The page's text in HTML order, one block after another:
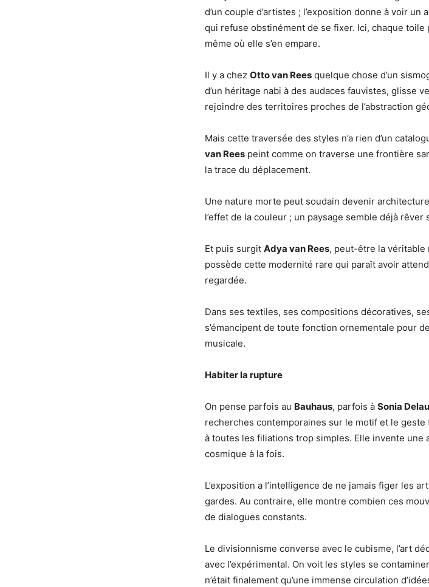
d’un couple d’artistes ; l’exposition donne à voir
qui refuse obstinément de se fixer. Ici, chaque
même où elle s’en empare.
Il y a chez Otto van Rees quelque chose d’un
d’un héritage nabi à des audaces fauvistes, glisse
rejoindre des territoires proches de l’abstraction
Mais cette traversée des styles n’a rien d’un
van Rees peint comme on traverse une frontière
la trace du déplacement.
Une nature morte peut soudain devenir
l’effet de la couleur ; un paysage semble déjà
Et puis surgit Adya van Rees, peut-être la véritable
possède cette modernité rare qui paraît avoir
regardée.
Dans ses textiles, ses compositions décoratives,
s’émancipent de toute fonction ornementale pour
musicale.
Habiter la rupture
On pense parfois au Bauhaus, parfois à Sonia
recherches contemporaines sur le motif et le
à toutes les filiations trop simples. Elle invente
cosmique à la fois.
L’exposition a l’intelligence de ne jamais figer les
gardes. Au contraire, elle montre combien ces
de dialogues constants.
Le divisionnisme converse avec le cubisme, l’art
avec l’expérimental. On voit les styles se
n’était finalement qu’une immense circulation